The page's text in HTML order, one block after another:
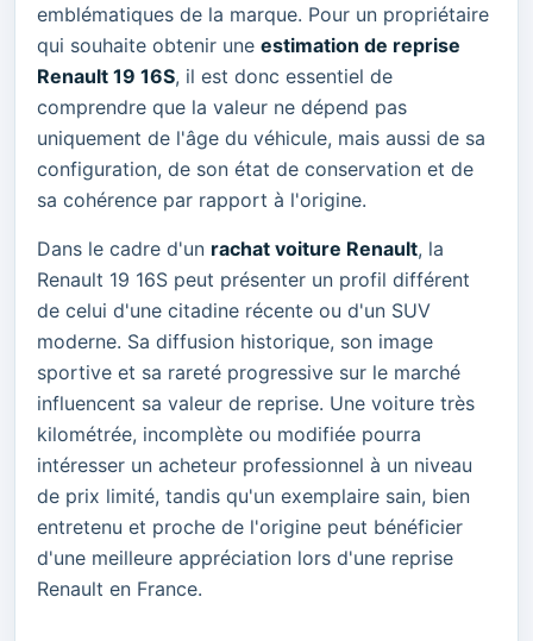
emblématiques de la marque. Pour un propriétaire
qui souhaite obtenir une estimation de reprise
Renault 19 16S, il est donc essentiel de
comprendre que la valeur ne dépend pas
uniquement de l'âge du véhicule, mais aussi de sa
configuration, de son état de conservation et de
sa cohérence par rapport à l'origine.
Dans le cadre d'un rachat voiture Renault, la
Renault 19 16S peut présenter un profil différent
de celui d'une citadine récente ou d'un SUV
moderne. Sa diffusion historique, son image
sportive et sa rareté progressive sur le marché
influencent sa valeur de reprise. Une voiture très
kilométrée, incomplète ou modifiée pourra
intéresser un acheteur professionnel à un niveau
de prix limité, tandis qu'un exemplaire sain, bien
entretenu et proche de l'origine peut bénéficier
d'une meilleure appréciation lors d'une reprise
Renault en France.